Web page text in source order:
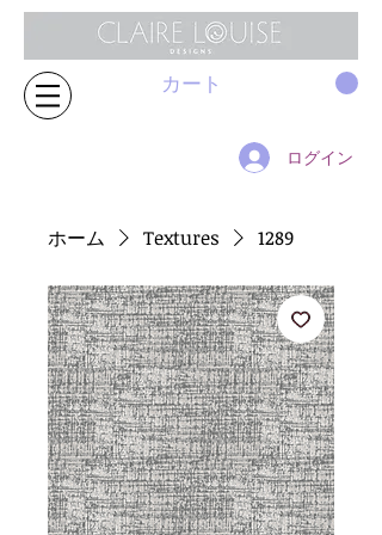
カート
ログイン
ホーム Textures 1289